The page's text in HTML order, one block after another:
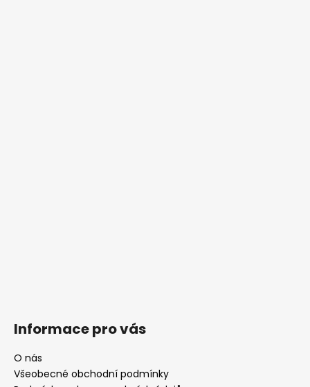
Informace pro vás
O nás
Všeobecné obchodní podmínky